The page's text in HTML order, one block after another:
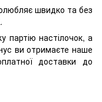
швидко та без
настілочок, а
ви отримаєте наше
доставки до